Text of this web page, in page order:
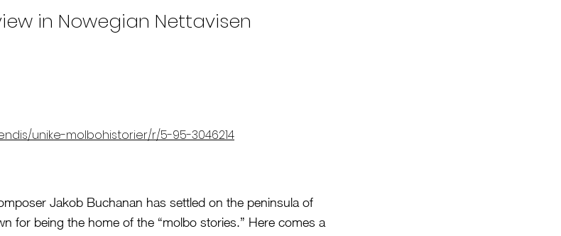
in Nowegian Nettavisen
unike-molbohistorier/r/5-95-3046214
Jakob Buchanan has settled on the peninsula of
for being the home of the “molbo stories.” Here comes a